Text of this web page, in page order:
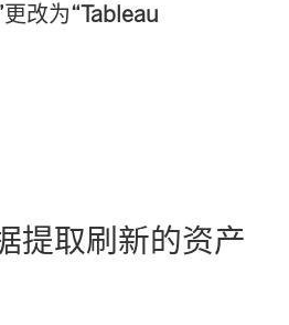
更改为“Tableau
提取刷新的资产